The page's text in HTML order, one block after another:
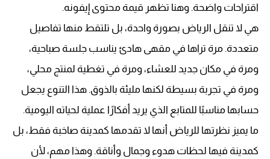
اقتراحات واضحة. وهنا تظهر قيمة محتوى إيفونه.
هي لا تنقل الرياض بصورة واحدة، بل تلتقط منها تفاصيل
متعددة. مرة تراها في مقهى هادئ يناسب جلسة صباحية،
ومرة في مكان جديد للعشاء، ومرة في تغطية لمنتج محلي،
ومرة في تجربة بسيطة لكنها مليئة بالذوق. هذا التنوع يجعل
حسابها مناسبًا للمتابع الذي يريد أفكارًا عملية لحياته اليومية.
ما يميز نظرتها للرياض أنها لا تقدمها كمدينة صاخبة فقط، بل
كمدينة فيها لحظات هدوء وجمال وأناقة. وهذا مهم، لأن